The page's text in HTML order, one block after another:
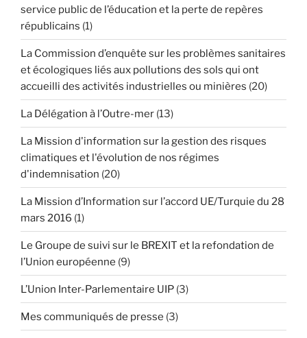
service public de l’éducation et la perte de repères
républicains (1)
La Commission d’enquête sur les problèmes sanitaires
et écologiques liés aux pollutions des sols qui ont
accueilli des activités industrielles ou minières (20)
La Délégation à l’Outre-mer (13)
La Mission d'information sur la gestion des risques
climatiques et l'évolution de nos régimes
d'indemnisation (20)
La Mission d’Information sur l’accord UE/Turquie du 28
mars 2016 (1)
Le Groupe de suivi sur le BREXIT et la refondation de
l’Union européenne (9)
L’Union Inter-Parlementaire UIP (3)
Mes communiqués de presse (3)